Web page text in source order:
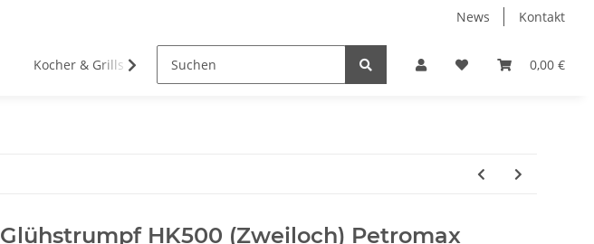
News Kontakt
0,00 €
Kocher & Grills Kühlboxen Bekleidung Zubehör
Glühstrumpf HK500 (Zweiloch) Petromax